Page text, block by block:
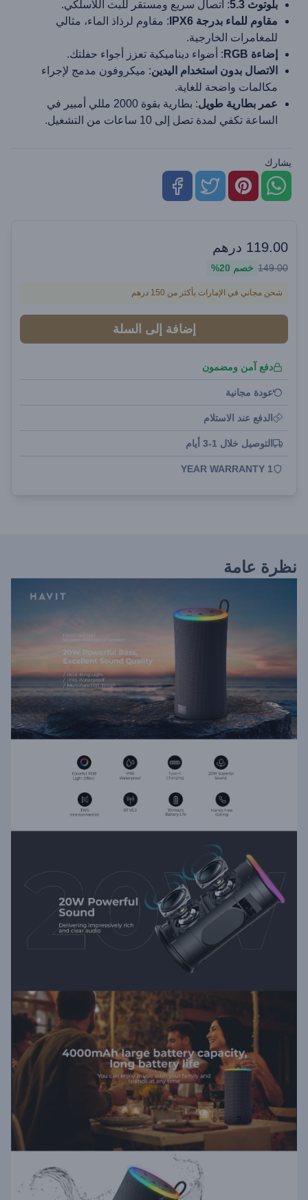
بلوتوث 5.3
: اتصال سريع ومستقر للبث اللاسلكي.
مقاوم للماء بدرجة IPX6
: مقاوم لرذاذ الماء، مثالي
للمغامرات الخارجية.
إضاءة RGB
: أضواء ديناميكية تعزز أجواء حفلتك.
الاتصال بدون استخدام اليدين: ميكروفون مدمج لإجراء
مكالمات واضحة للغاية.
عمر بطارية طويل
: بطارية بقوة 2000 مللي أمبير في
الساعة تكفي لمدة تصل إلى 10 ساعات من التشغيل.
يشارك
119.00 درهم
149.00 خصم 20%
شحن مجاني في الإمارات بأكثر من 150 درهم
إضافة إلى السلة
دفع آمن ومضمون
عودة مجانية
الدفع عند الاستلام
التوصيل خلال 1-3 أيام
1 YEAR WARRANTY
نظرة عامة